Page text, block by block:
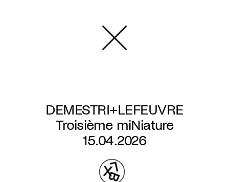
DEMESTRI+LEFEUVRE
Troisième miNiature
15.04.2026